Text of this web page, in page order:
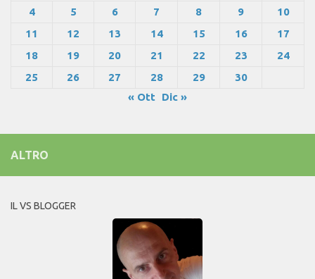
4
5 6 7 8 9
10
11
12 13 14 15 16
17
18
19 20 21 22 23
24
25
26 27 28 29
30
« Ott
Dic »
ALTRO
IL VS BLOGGER